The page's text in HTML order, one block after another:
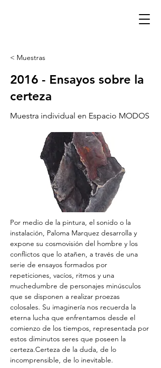
< Muestras
2016 - Ensayos sobre la
certeza
Muestra individual en Espacio MODOS
Por medio de la pintura, el sonido o la
instalación, Paloma Marquez desarrolla y
expone su cosmovisión del hombre y los
conflictos que lo atañen, a través de una
serie de ensayos formados por
repeticiones, vacíos, ritmos y una
muchedumbre de personajes minúsculos
que se disponen a realizar proezas
colosales. Su imaginería nos recuerda la
eterna lucha que enfrentamos desde el
comienzo de los tiempos, representada por
estos diminutos seres que poseen la
certeza.Certeza de la duda, de lo
incomprensible, de lo inevitable.